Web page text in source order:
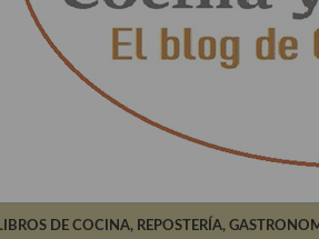
LIBROS DE COCINA, REPOSTERÍA,